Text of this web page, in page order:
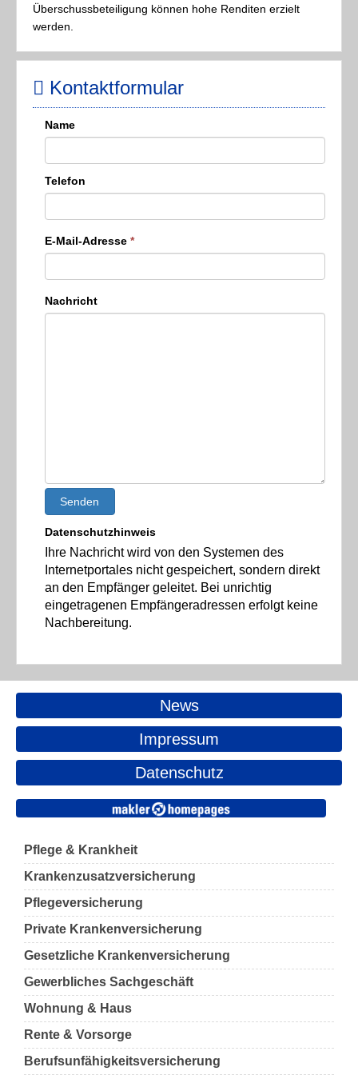
Überschussbeteiligung können hohe Renditen erzielt
werden.
Kontaktformular
Name
Telefon
E-Mail-Adresse *
Nachricht
Senden
Datenschutzhinweis
Ihre Nachricht wird von den Systemen des
Internetportales nicht gespeichert, sondern direkt
an den Empfänger geleitet. Bei unrichtig
eingetragenen Empfängeradressen erfolgt keine
Nachbereitung.
News
Impressum
Datenschutz
Pflege & Krankheit
Krankenzusatzversicherung
Pflegeversicherung
Private Krankenversicherung
Gesetzliche Krankenversicherung
Gewerbliches Sachgeschäft
Wohnung & Haus
Rente & Vorsorge
Berufs­unfähigkeitsversicherung